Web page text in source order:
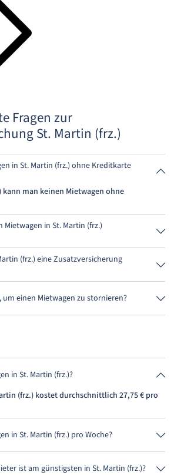
Fragen zur
St. Martin (frz.)
in St. Martin (frz.) ohne Kreditkarte
man keinen Mietwagen ohne
Mietwagen in St. Martin (frz.)
den Mietwagen zu jeder Tageszeit
nur, dass Du den Mietwagen nicht später als
abgibst.
(frz.) eine Zusatzversicherung
die Vollkaskoversicherung ohne
Du vor Ort keine weitere Versicherung
um einen Mietwagen zu stornieren?
vor Anmietung innerhalb der
in St. Martin (frz.)?
(frz.) kostet durchschnittlich 27,75 € pro
in St. Martin (frz.) pro Woche?
(frz.) kostet durchschnittlich 194,25 € pro
ist am günstigsten in St. Martin (frz.)?